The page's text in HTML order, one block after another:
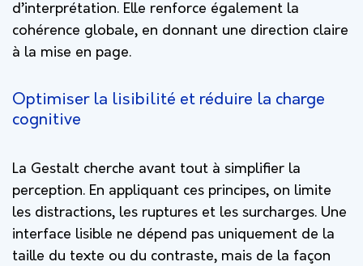
d’interprétation. Elle renforce également la
cohérence globale, en donnant une direction claire
à la mise en page.
Optimiser la lisibilité et réduire la charge
cognitive
La Gestalt cherche avant tout à simplifier la
perception. En appliquant ces principes, on limite
les distractions, les ruptures et les surcharges. Une
interface lisible ne dépend pas uniquement de la
taille du texte ou du contraste, mais de la façon